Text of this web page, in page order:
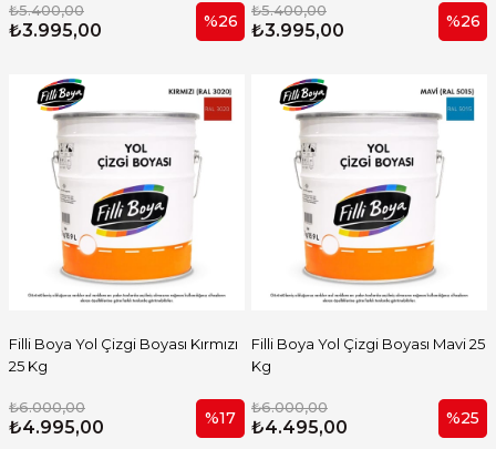
₺5.400,00
₺3.995,00 %26
₺5.400,00
₺3.995,00 %26
Filli Boya Yol Çizgi Boyası Kırmızı
25 Kg
₺6.000,00
₺4.995,00 %17
Filli Boya Yol Çizgi Boyası Mavi 25
Kg
₺6.000,00
₺4.495,00 %25